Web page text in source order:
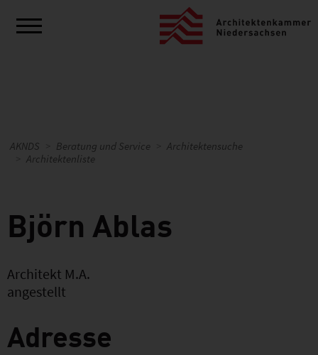
AKNDS Beratung und Service
Architektensuche
Architektenliste
Björn Ablas
Architekt M.A.
angestellt
Adresse